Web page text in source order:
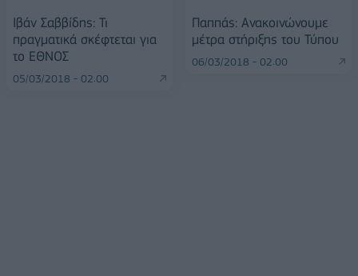
Ιβάν Σαββίδης: Τι
πραγματικά σκέφτεται για
το ΕΘΝΟΣ
05/03/2018 - 02:00
Παππάς: Ανακοινώνουμε
μέτρα στήριξης του Τύπου
06/03/2018 - 02:00